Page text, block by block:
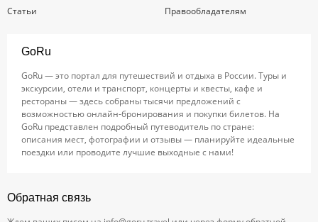
Статьи
Правообладателям
GoRu
GoRu — это портал для путешествий и отдыха в России. Туры и
экскурсии, отели и транспорт, концерты и квесты, кафе и
рестораны — здесь собраны тысячи предложений с
возможностью онлайн-бронирования и покупки билетов. На
GoRu представлен подробный путеводитель по стране:
описания мест, фотографии и отзывы — планируйте идеальные
поездки или проводите лучшие выходные с нами!
Обратная связь